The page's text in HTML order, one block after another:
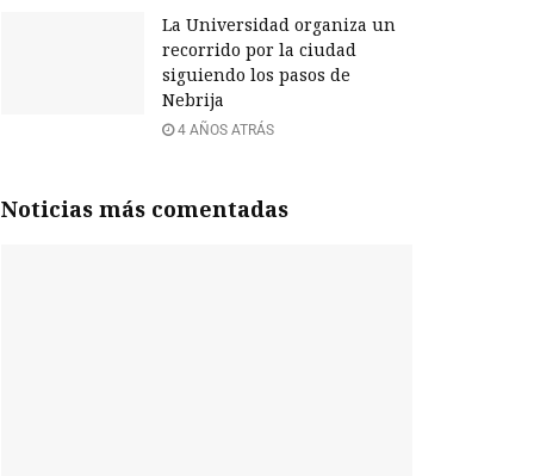
La Universidad organiza un
recorrido por la ciudad
siguiendo los pasos de
Nebrija
4 AÑOS ATRÁS
Noticias más comentadas